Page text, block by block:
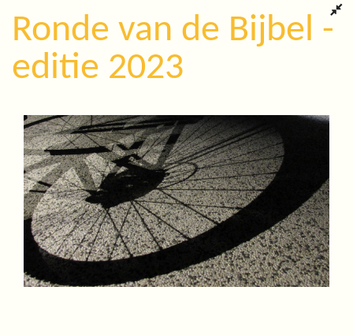
Ronde van de Bijbel -
editie 2023